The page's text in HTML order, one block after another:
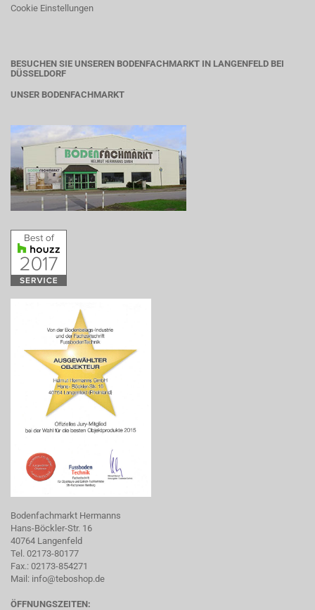
Cookie Einstellungen
BESUCHEN SIE UNSEREN BODENFACHMARKT IN LANGENFELD BEI
DÜSSELDORF
UNSER BODENFACHMARKT
Bodenfachmarkt Hermanns
Hans-Böckler-Str. 16
40764 Langenfeld
Tel. 02173-80177
Fax.: 02173-854271
Mail: info@teboshop.de
ÖFFNUNGSZEITEN: